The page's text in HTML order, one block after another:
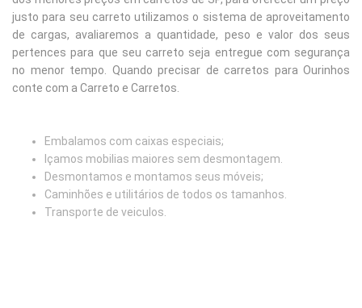
justo para seu carreto utilizamos o sistema de aproveitamento
de cargas, avaliaremos a quantidade, peso e valor dos seus
pertences para que seu carreto seja entregue com segurança
no menor tempo. Quando precisar de carretos para Ourinhos
conte com a Carreto e Carretos.
Embalamos com caixas especiais;
Içamos mobilias maiores sem desmontagem.
Desmontamos e montamos seus móveis;
Caminhões e utilitários de todos os tamanhos.
Transporte de veiculos.